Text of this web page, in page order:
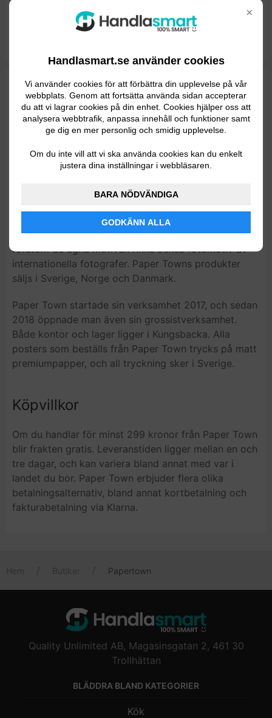
×
Handlasmart.se använder cookies
Vi använder cookies för att förbättra din upplevelse på vår
webbplats. Genom att fortsätta använda sidan accepterar
du att vi lagrar cookies på din enhet. Cookies hjälper oss att
analysera webbtrafik, anpassa innehåll och funktioner samt
ge dig en mer personlig och smidig upplevelse.
Om du inte vill att vi ska använda cookies kan du enkelt
justera dina inställningar i webbläsaren.
BARA NÖDVÄNDIGA
GODKÄNN ALLA
Papertown omsättning
2,6 Mkr (2019)
Företagsinformation
skapa unika motiv för ditt hem. Hos Paper Town
hittar du såväl fotomotiv som digital drawings, och
förutom de egna motiven finns också fotomotiv av
internationella fotografer. Paper Towns produkter
säljs i Sverige, Norge och Danmark.
Paper Town startade sin verksamhet 2017, och sedan
2018 öppnade man även sin grossistverksamhet.
Både kontor och lager ligger i Kungsbacka. Alla
posters som beställs från Paper Town trycks på matt
premiumpapper, och all tryckning sker i Sverige.
Köpvillkor
Om du handlar för minst 299 kronor från Paper Town
blir frakten gratis. Leveranstiden ligger mellan en och
tre dagar, och kan variera bland annat med var i
landet du bor. Paper Town erbjuder flera olika
betalningsalternativ, bland annat kortbetalning och
fakturabetalning via Klarna.
Papertown
Quality Unlimited AB, Magasinsgatan 2, 461 30
Trollhättan
BLÄDDRA BLAND KATEGORIER
Kök